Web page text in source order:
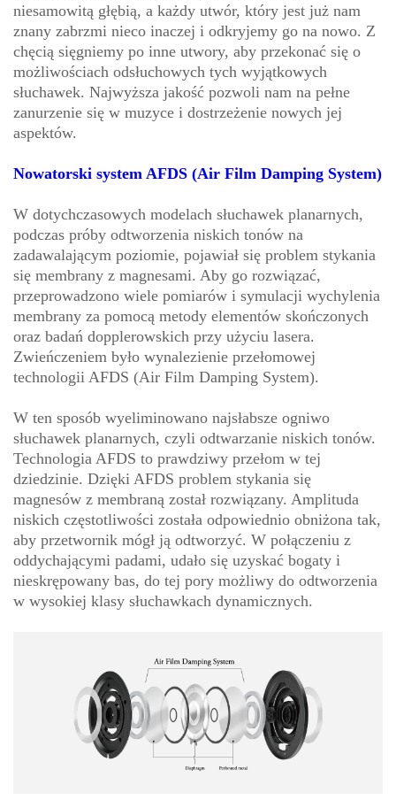
niesamowitą głębią, a każdy utwór, który jest już nam
znany zabrzmi nieco inaczej i odkryjemy go na nowo. Z
chęcią sięgniemy po inne utwory, aby przekonać się o
możliwościach odsłuchowych tych wyjątkowych
słuchawek. Najwyższa jakość pozwoli nam na pełne
zanurzenie się w muzyce i dostrzeżenie nowych jej
aspektów.
Nowatorski system AFDS (Air Film Damping System)
W dotychczasowych modelach słuchawek planarnych,
podczas próby odtworzenia niskich tonów na
zadawalającym poziomie, pojawiał się problem stykania
się membrany z magnesami. Aby go rozwiązać,
przeprowadzono wiele pomiarów i symulacji wychylenia
membrany za pomocą metody elementów skończonych
oraz badań dopplerowskich przy użyciu lasera.
Zwieńczeniem było wynalezienie przełomowej
technologii AFDS (Air Film Damping System).
W ten sposób wyeliminowano najsłabsze ogniwo
słuchawek planarnych, czyli odtwarzanie niskich tonów.
Technologia AFDS to prawdziwy przełom w tej
dziedzinie. Dzięki AFDS problem stykania się
magnesów z membraną został rozwiązany. Amplituda
niskich częstotliwości została odpowiednio obniżona tak,
aby przetwornik mógł ją odtworzyć. W połączeniu z
oddychającymi padami, udało się uzyskać bogaty i
nieskrępowany bas, do tej pory możliwy do odtworzenia
w wysokiej klasy słuchawkach dynamicznych.